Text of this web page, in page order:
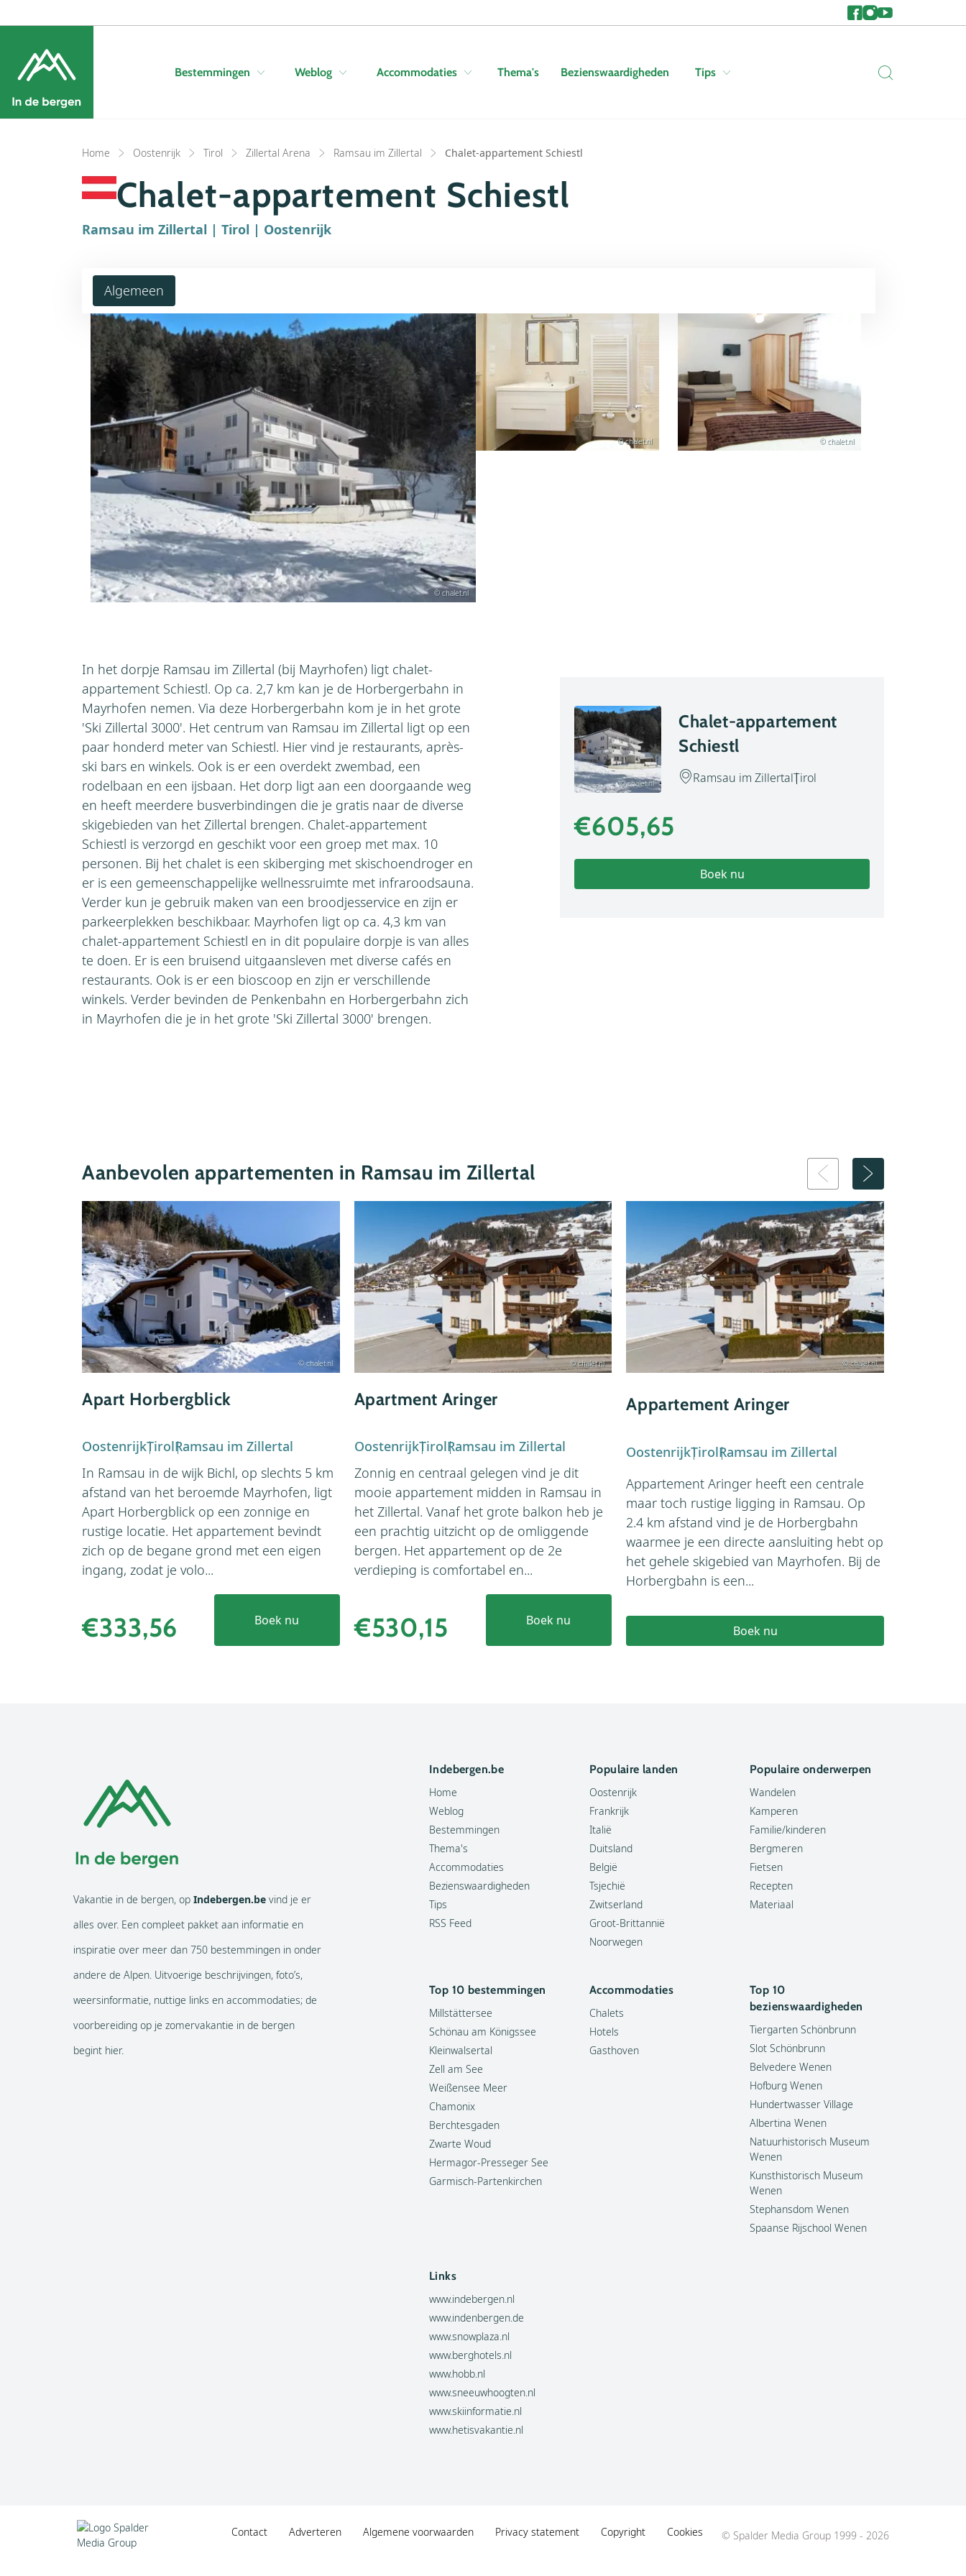
Bestemmingen Weblog Accommodaties Thema's Bezienswaardigheden Tips
Home Oostenrijk Tirol Zillertal Arena Ramsau im Zillertal Chalet-appartement Schiestl
Chalet-appartement Schiestl
Ramsau im Zillertal | Tirol | Oostenrijk
Algemeen
© chalet.nl
© chalet.nl © chalet.nl
In het dorpje Ramsau im Zillertal (bij Mayrhofen) ligt chalet-
appartement Schiestl. Op ca. 2,7 km kan je de Horbergerbahn in
Mayrhofen nemen. Via deze Horbergerbahn kom je in het grote
'Ski Zillertal 3000'. Het centrum van Ramsau im Zillertal ligt op een
paar honderd meter van Schiestl. Hier vind je restaurants, après-
ski bars en winkels. Ook is er een overdekt zwembad, een
rodelbaan en een ijsbaan. Het dorp ligt aan een doorgaande weg
en heeft meerdere busverbindingen die je gratis naar de diverse
skigebieden van het Zillertal brengen. Chalet-appartement
Schiestl is verzorgd en geschikt voor een groep met max. 10
personen. Bij het chalet is een skiberging met skischoendroger en
er is een gemeenschappelijke wellnessruimte met infraroodsauna.
Verder kun je gebruik maken van een broodjesservice en zijn er
parkeerplekken beschikbaar. Mayrhofen ligt op ca. 4,3 km van
chalet-appartement Schiestl en in dit populaire dorpje is van alles
te doen. Er is een bruisend uitgaansleven met diverse cafés en
restaurants. Ook is er een bioscoop en zijn er verschillende
winkels. Verder bevinden de Penkenbahn en Horbergerbahn zich
in Mayrhofen die je in het grote 'Ski Zillertal 3000' brengen.
© chalet.nl
Chalet-appartement
Schiestl
Ramsau im ZillertalTirol
€605,65
Boek nu
Aanbevolen appartementen in Ramsau im Zillertal
© chalet.nl
Apart Horbergblick
OostenrijkTirolRamsau im Zillertal
In Ramsau in de wijk Bichl, op slechts 5 km
afstand van het beroemde Mayrhofen, ligt
Apart Horbergblick op een zonnige en
rustige locatie. Het appartement bevindt
zich op de begane grond met een eigen
ingang, zodat je volo...
€333,56 Boek nu
© chalet.nl
Apartment Aringer
OostenrijkTirolRamsau im Zillertal
Zonnig en centraal gelegen vind je dit
mooie appartement midden in Ramsau in
het Zillertal. Vanaf het grote balkon heb je
een prachtig uitzicht op de omliggende
bergen. Het appartement op de 2e
verdieping is comfortabel en...
€530,15 Boek nu
© chalet.nl
Appartement Aringer
OostenrijkTirolRamsau im Zillertal
Appartement Aringer heeft een centrale
maar toch rustige ligging in Ramsau. Op
2.4 km afstand vind je de Horbergbahn
waarmee je een directe aansluiting hebt op
het gehele skigebied van Mayrhofen. Bij de
Horbergbahn is een...
Boek nu
Vakantie in de bergen, op Indebergen.be vind je er
alles over. Een compleet pakket aan informatie en
inspiratie over meer dan 750 bestemmingen in onder
andere de Alpen. Uitvoerige beschrijvingen, foto’s,
weersinformatie, nuttige links en accommodaties; de
voorbereiding op je zomervakantie in de bergen
begint hier.
Indebergen.be
Home
Weblog
Bestemmingen
Thema's
Accommodaties
Bezienswaardigheden
Tips
RSS Feed
Populaire landen
Oostenrijk
Frankrijk
Italië
Duitsland
België
Tsjechië
Zwitserland
Groot-Brittannië
Noorwegen
Populaire onderwerpen
Wandelen
Kamperen
Familie/kinderen
Bergmeren
Fietsen
Recepten
Materiaal
Top 10 bestemmingen
Millstättersee
Schönau am Königssee
Kleinwalsertal
Zell am See
Weißensee Meer
Chamonix
Berchtesgaden
Zwarte Woud
Hermagor-Presseger See
Garmisch-Partenkirchen
Accommodaties
Chalets
Hotels
Gasthoven
Top 10
bezienswaardigheden
Tiergarten Schönbrunn
Slot Schönbrunn
Belvedere Wenen
Hofburg Wenen
Hundertwasser Village
Albertina Wenen
Natuurhistorisch Museum
Wenen
Kunsthistorisch Museum
Wenen
Stephansdom Wenen
Spaanse Rijschool Wenen
Links
www.indebergen.nl
www.indenbergen.de
www.snowplaza.nl
www.berghotels.nl
www.hobb.nl
www.sneeuwhoogten.nl
www.skiinformatie.nl
www.hetisvakantie.nl
Contact Adverteren Algemene voorwaarden Privacy statement Copyright Cookies © Spalder Media Group 1999 - 2026